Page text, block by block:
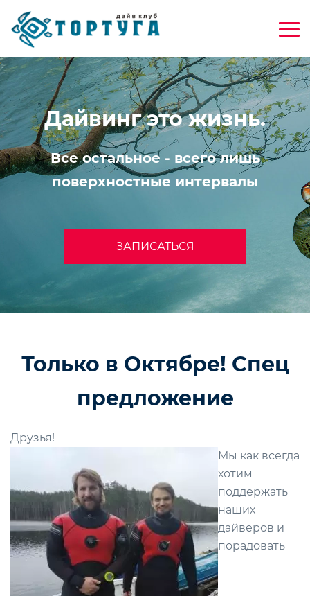
Дайвинг это жизнь.
Все остальное - всего лишь
поверхностные интервалы
ЗАПИСАТЬСЯ
Только в Октябре! Спец
предложение
Друзья!
Мы как всегда
хотим
поддержать
наших
дайверов и
порадовать